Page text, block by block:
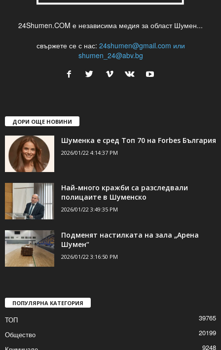
24Shumen.COM е независима медия за област Шумен...
свържете се с нас: 24shumen@gmail.com или
shumen_24@abv.bg
ДОРИ ОЩЕ НОВИНИ
Шуменка е сред Топ 70 на Forbes България
2026/01/22 4:14:37 PM
Най-много кражби са разследвали
полицаите в Шуменско
2026/01/22 3:49:35 PM
Подменят настилката на зала „Арена
Шумен“
2026/01/22 3:16:50 PM
ПОПУЛЯРНА КАТЕГОРИЯ
ТОП
39765
Общество
20199
9248